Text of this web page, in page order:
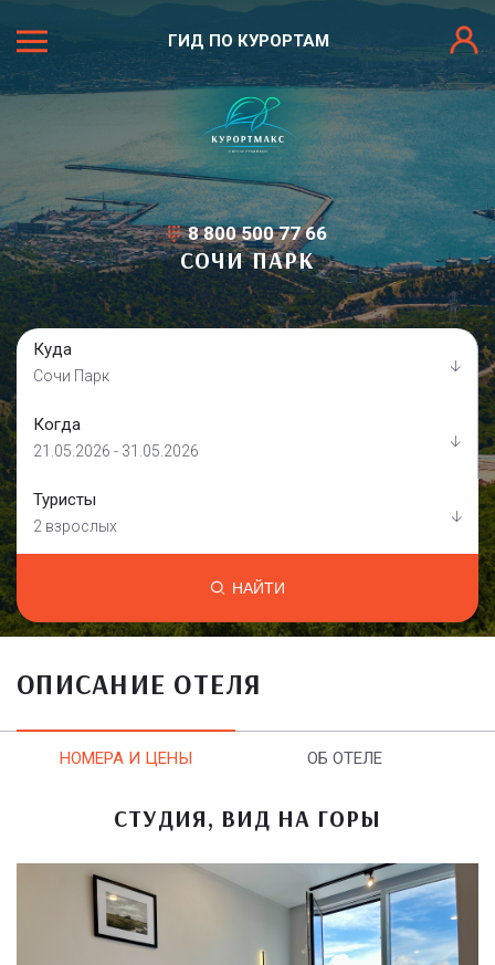
ГИД ПО КУРОРТАМ
8 800 500 77 66
СОЧИ ПАРК
Куда
Сочи Парк
Когда
21.05.2026 - 31.05.2026
Туристы
2 взрослых
НАЙТИ
ОПИСАНИЕ ОТЕЛЯ
НОМЕРА И ЦЕНЫ ОБ ОТЕЛЕ
СТУДИЯ, ВИД НА ГОРЫ